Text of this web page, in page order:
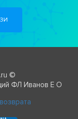
©
ФЛ Иванов Е О